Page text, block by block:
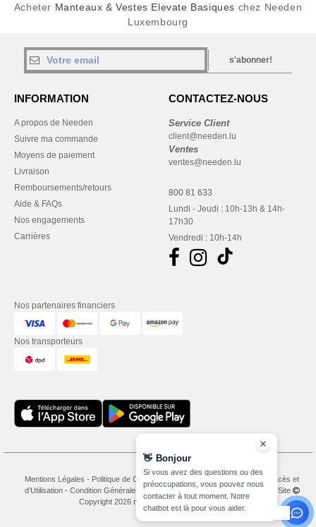
Acheter Manteaux & Vestes Elevate Basiques chez Needen
Luxembourg
s'abonner!
INFORMATION
A propos de Needen
Suivre ma commande
Moyens de paiement
Livraison
Remboursements/retours
Aide & FAQs
Nos engagements
Carrières
CONTACTEZ-NOUS
Service Client
client@needen.lu
Ventes
ventes@needen.lu
800 81 633
Lundi - Jeudi : 10h-13h & 14h-
17h30
Vendredi : 10h-14h
Nos partenaires financiers
Nos transporteurs
Mentions Légales - Politique de Confidentialité
Conditions Générales d’Accès et
d’Utilisation- Condition Générales d'Achat - Politique de Cookies
Plan du Site
Copyright 2026 needen.lu - Tous droits réservés
👋 Bonjour
Si vous avez des questions ou des
préoccupations, vous pouvez nous
contacter à tout moment. Notre
chatbot est là pour vous aider.